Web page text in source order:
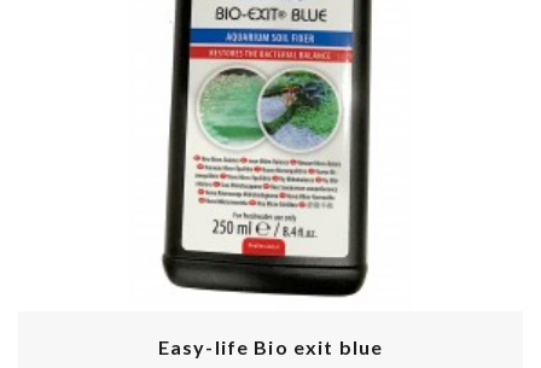
Easy-life Bio exit blue